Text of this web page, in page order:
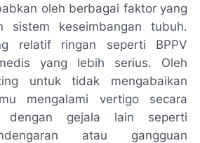
oleh berbagai faktor yang
sistem keseimbangan tubuh.
relatif ringan seperti BPPV
yang lebih serius. Oleh
untuk tidak mengabaikan
mengalami vertigo secara
dengan gejala lain seperti
atau gangguan